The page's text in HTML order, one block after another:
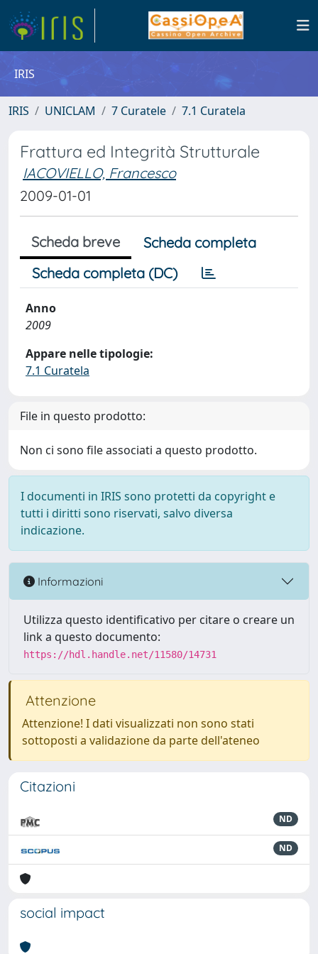
IRIS
IRIS UNICLAM 7 Curatele 7.1 Curatela
Frattura ed Integrità Strutturale
IACOVIELLO, Francesco
2009-01-01
Scheda breve
Scheda completa
Scheda completa (DC)
Anno
2009
Appare nelle tipologie:
7.1 Curatela
File in questo prodotto:
Non ci sono file associati a questo prodotto.
I documenti in IRIS sono protetti da copyright e
tutti i diritti sono riservati, salvo diversa
indicazione.
Informazioni
Utilizza questo identificativo per citare o creare un
link a questo documento:
https://hdl.handle.net/11580/14731
Attenzione
Attenzione! I dati visualizzati non sono stati
sottoposti a validazione da parte dell'ateneo
Citazioni
ND
ND
social impact